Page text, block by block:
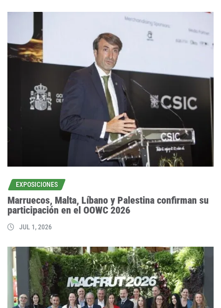
EXPOSICIONES
Marruecos, Malta, Líbano y Palestina confirman su
participación en el OOWC 2026
JUL 1, 2026